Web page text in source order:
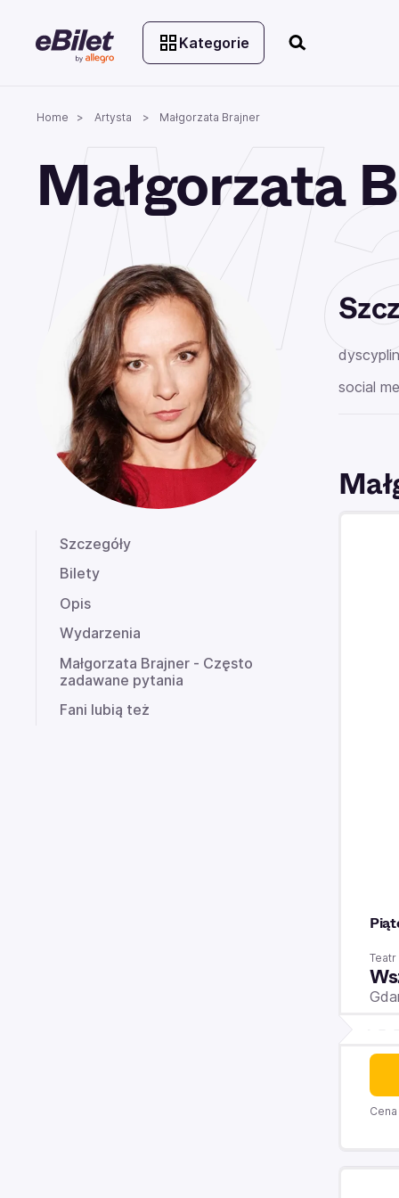
Kategorie
Home Artysta Małgorzata Brajner
Małgorzata
Szczegóły
Bilety
Opis
Wydarzenia
Małgorzata Brajner - Często
zadawane pytania
Fani lubią też
social